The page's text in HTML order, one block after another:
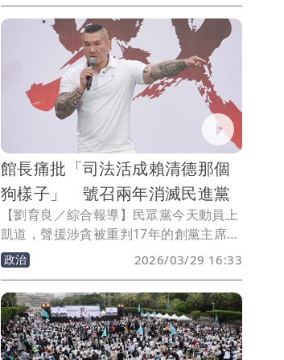
離會場；新黨副秘書長游智彬則是因攜帶
水球到場丟擲，與警方拉扯間掛彩。
館長痛批「司法活成賴清德那個
狗樣子」 號召兩年消滅民進黨
【劉育良／綜合報導】民眾黨今天動員上
凱道，聲援涉貪被重判17年的創黨主席柯
文哲！網紅「館長」陳之漢今天上台致詞
時，痛罵「司法活成了賴清德那個狗樣
子」，未來兩年要徹底消滅民進黨，還台
灣人民光明的未來。
政治 2026/03/29 16:33